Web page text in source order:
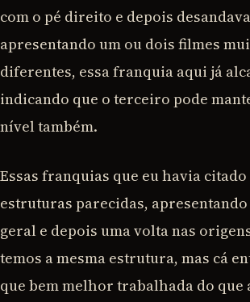
com o pé direito e depois
apresentando um ou dois filmes
diferentes, essa franquia aqui já
indicando que o terceiro pode
nível também.
Essas franquias que eu havia citado
estruturas parecidas,
geral e depois uma volta nas
temos a mesma estrutura, mas cá
que bem melhor trabalhada do que